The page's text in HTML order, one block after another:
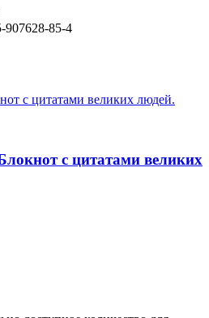
907628-85-4
с цитатами великих